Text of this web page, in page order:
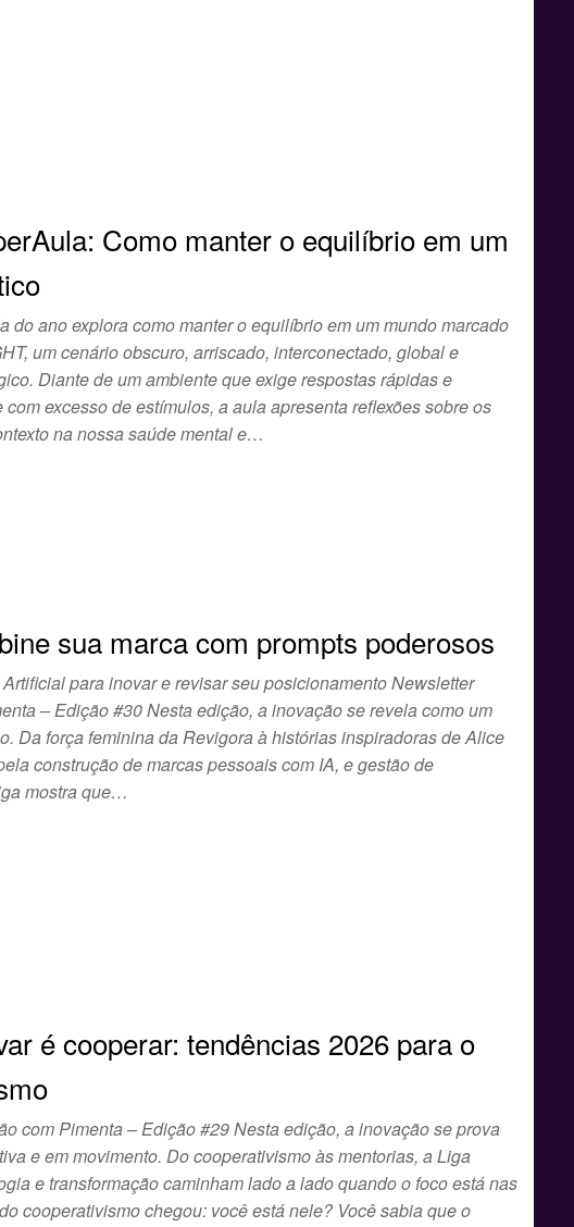
Como manter o equilíbrio em um
do ano explora como manter o equilíbrio em um mundo marcado
um cenário obscuro, arriscado, interconectado, global e
Diante de um ambiente que exige respostas rápidas e
excesso de estímulos, a aula apresenta reflexões sobre os
na nossa saúde mental e…
sua marca com prompts poderosos
para inovar e revisar seu posicionamento Newsletter
– Edição #30 Nesta edição, a inovação se revela como um
Da força feminina da Revigora à histórias inspiradoras de Alice
construção de marcas pessoais com IA, e gestão de
mostra que…
é cooperar: tendências 2026 para o
com Pimenta – Edição #29 Nesta edição, a inovação se prova
e em movimento. Do cooperativismo às mentorias, a Liga
e transformação caminham lado a lado quando o foco está nas
cooperativismo chegou: você está nele? Você sabia que o